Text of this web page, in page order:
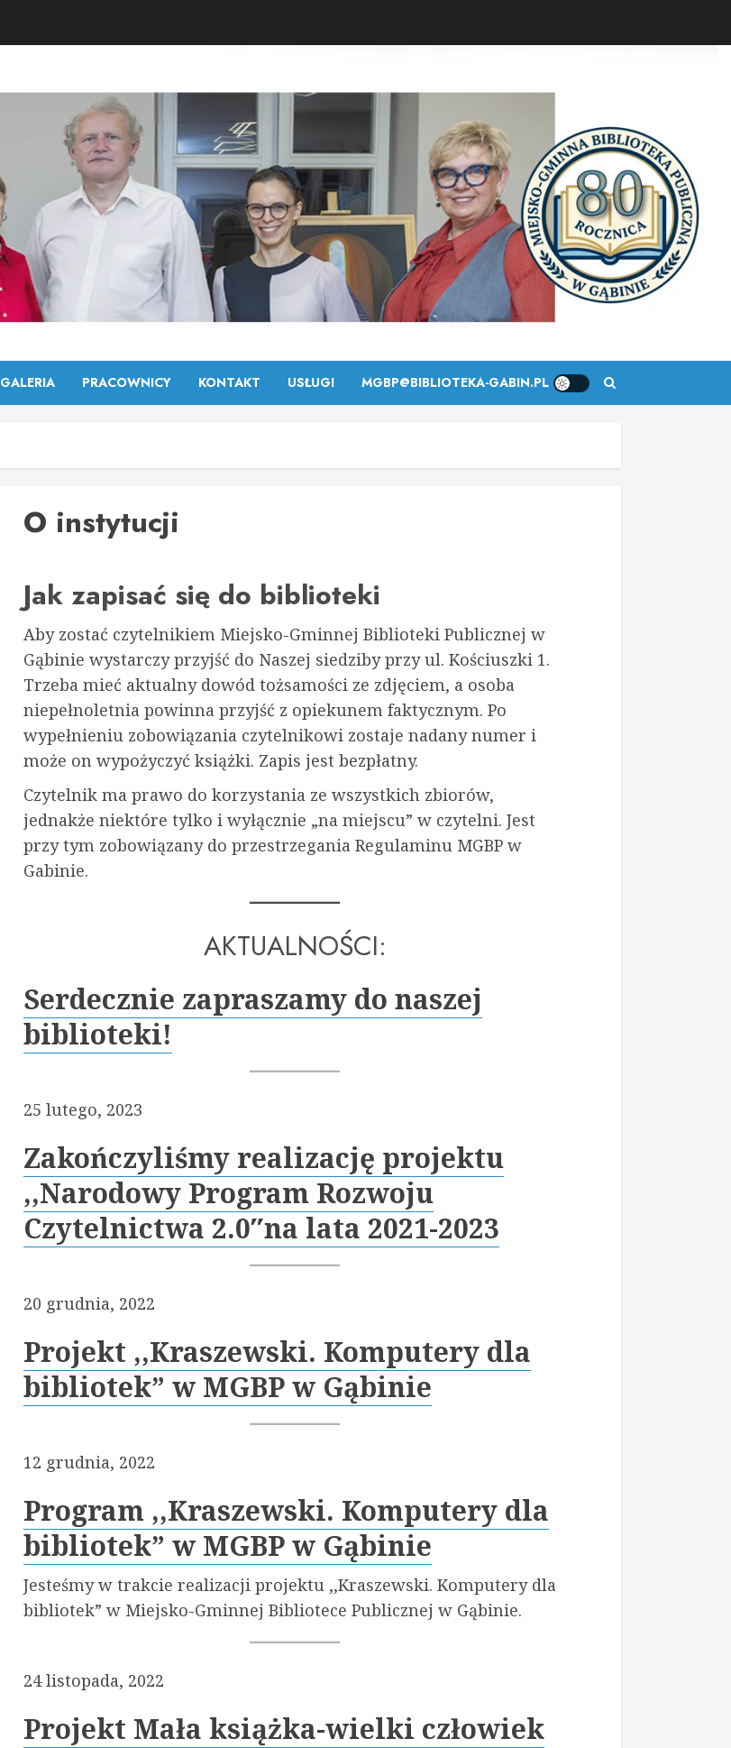
GALERIA PRACOWNICY KONTAKT USŁUGI MGBP@BIBLIOTEKA-GABIN.PL
O instytucji
Jak zapisać się do biblioteki
Aby zostać czytelnikiem Miejsko-Gminnej Biblioteki Publicznej w
Gąbinie wystarczy przyjść do Naszej siedziby przy ul. Kościuszki 1.
Trzeba mieć aktualny dowód tożsamości ze zdjęciem, a osoba
niepełnoletnia powinna przyjść z opiekunem faktycznym. Po
wypełnieniu zobowiązania czytelnikowi zostaje nadany numer i
może on wypożyczyć książki. Zapis jest bezpłatny.
Czytelnik ma prawo do korzystania ze wszystkich zbiorów,
jednakże niektóre tylko i wyłącznie „na miejscu” w czytelni. Jest
przy tym zobowiązany do przestrzegania Regulaminu MGBP w
Gabinie.
AKTUALNOŚCI:
Serdecznie zapraszamy do naszej
biblioteki!
25 lutego, 2023
Zakończyliśmy realizację projektu
,,Narodowy Program Rozwoju
Czytelnictwa 2.0″na lata 2021-2023
20 grudnia, 2022
Projekt ,,Kraszewski. Komputery dla
bibliotek” w MGBP w Gąbinie
12 grudnia, 2022
Program ,,Kraszewski. Komputery dla
bibliotek” w MGBP w Gąbinie
Jesteśmy w trakcie realizacji projektu ,,Kraszewski. Komputery dla
bibliotek” w Miejsko-Gminnej Bibliotece Publicznej w Gąbinie.
24 listopada, 2022
Projekt Mała książka-wielki człowiek